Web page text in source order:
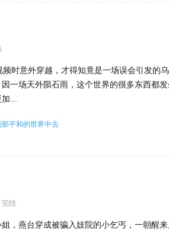
频时意外穿越，才得知竟是一场误会引发的
一场天外陨石雨，这个世界的很多东西都
...
平和的世界中去
完结
，燕台穿成被骗入妓院的小乞丐，一朝醒